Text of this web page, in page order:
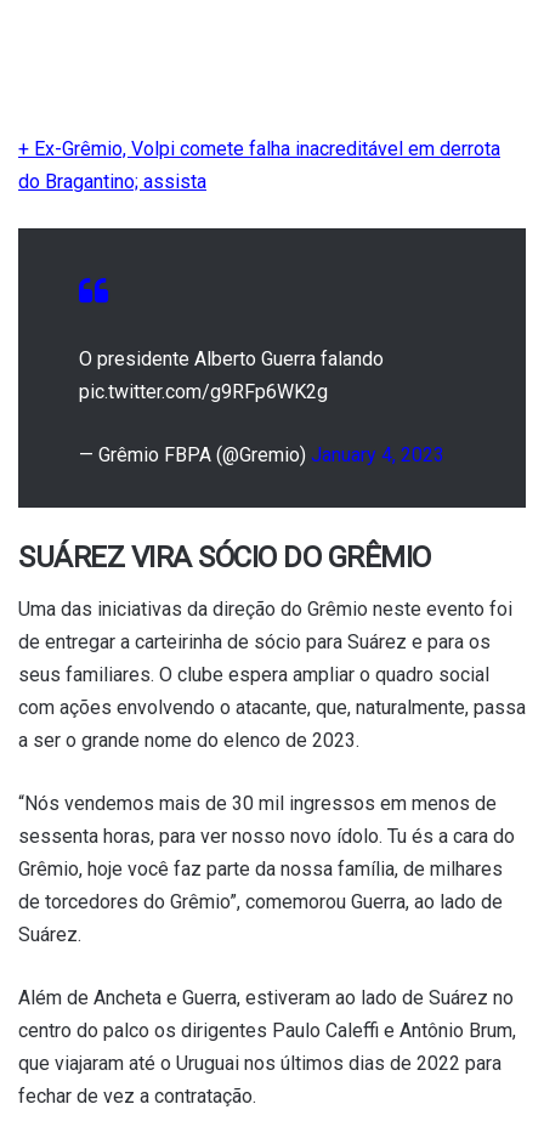
+ Ex-Grêmio, Volpi comete falha inacreditável em derrota
do Bragantino; assista
O presidente Alberto Guerra falando
pic.twitter.com/g9RFp6WK2g
— Grêmio FBPA (@Gremio) January 4, 2023
SUÁREZ VIRA SÓCIO DO GRÊMIO
Uma das iniciativas da direção do Grêmio neste evento foi
de entregar a carteirinha de sócio para Suárez e para os
seus familiares. O clube espera ampliar o quadro social
com ações envolvendo o atacante, que, naturalmente, passa
a ser o grande nome do elenco de 2023.
“Nós vendemos mais de 30 mil ingressos em menos de
sessenta horas, para ver nosso novo ídolo. Tu és a cara do
Grêmio, hoje você faz parte da nossa família, de milhares
de torcedores do Grêmio”, comemorou Guerra, ao lado de
Suárez.
Além de Ancheta e Guerra, estiveram ao lado de Suárez no
centro do palco os dirigentes Paulo Caleffi e Antônio Brum,
que viajaram até o Uruguai nos últimos dias de 2022 para
fechar de vez a contratação.